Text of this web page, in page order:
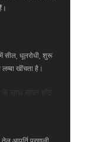
सील, धूलरोधी, शुरू
खींचता है।